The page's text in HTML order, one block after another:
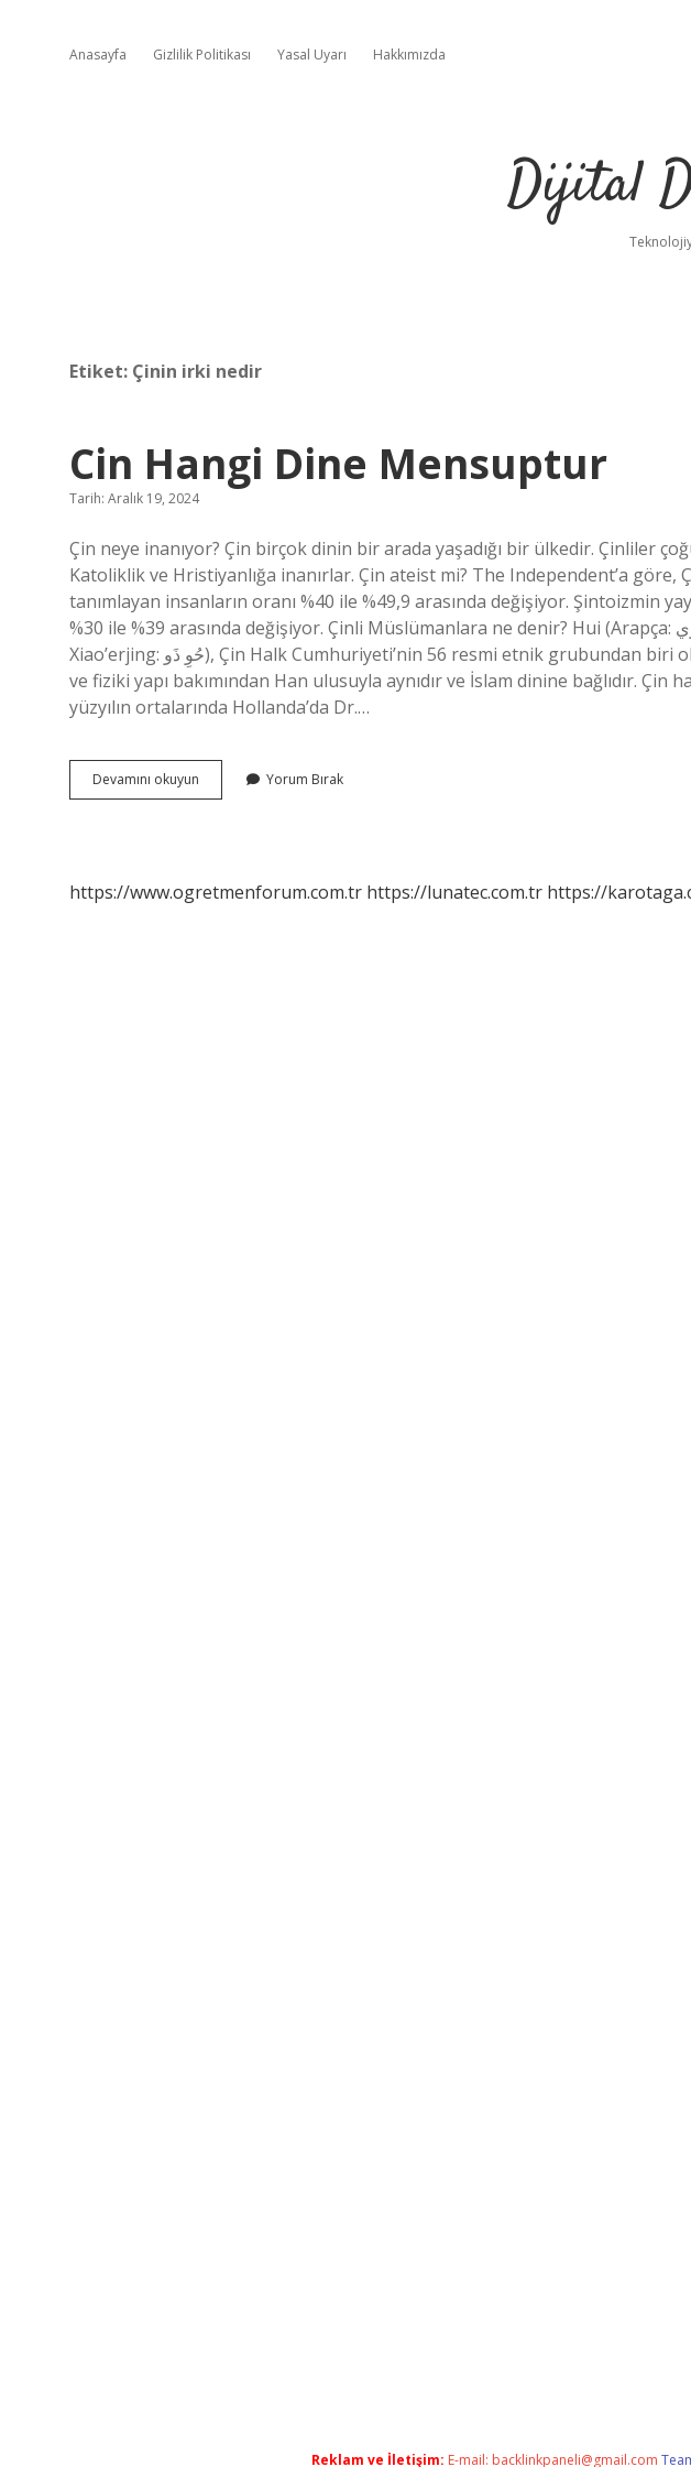
Anasayfa Gizlilik Politikası Yasal Uyarı Hakkımızda
Dijital
Etiket: Çinin irki nedir
Cin Hangi Dine Mensuptur
Tarih: Aralık 19, 2024
Çin neye inanıyor? Çin birçok dinin bir arada yaşadığı bir ülkedir. Çinliler
Katoliklik ve Hristiyanlığa inanırlar. Çin ateist mi? The Independent’a göre,
tanımlayan insanların oranı %40 ile %49,9 arasında değişiyor. Şintoizmin
%30 ile %39 arasında değişiyor. Çinli Müslümanlara ne denir? Hui (Arapça: هوي‎; Çince: 回族; pinyin: Huízú;
Xiao’erjing: حُوِ ذَو), Çin Halk Cumhuriyeti’nin 56 resmi etnik grubundan biri olan bir etno-dini topluluktur. Hui, dil
ve fiziki yapı bakımından Han ulusuyla aynıdır ve İslam dinine bağlıdır. Çin
yüzyılın ortalarında Hollanda’da Dr.…
Devamını okuyun
Hangi
Yorum Bırak
https://www.ogretmenforum.com.tr https://lunatec.com.tr https://
Reklam ve İletişim: E-mail: backlinkpaneli@gmail.com